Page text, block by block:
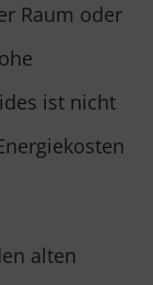
Raum oder
ist nicht
alten